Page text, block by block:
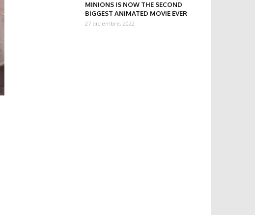
MINIONS IS NOW THE SECOND
BIGGEST ANIMATED MOVIE EVER
27 diciembre, 2022